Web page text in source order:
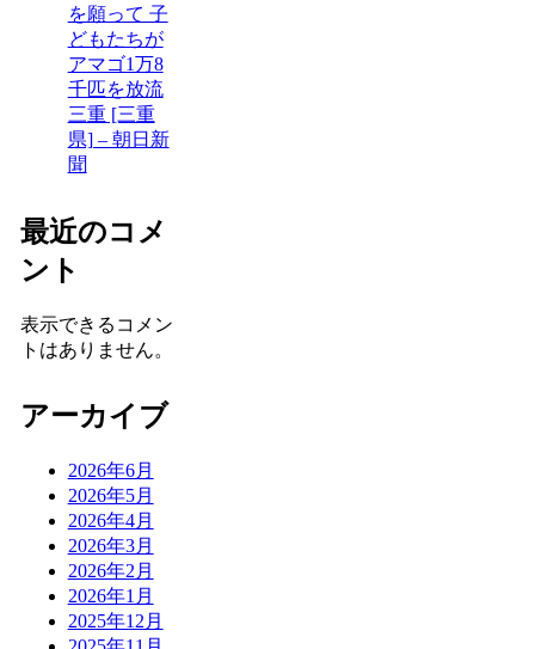
を願って 子
どもたちが
アマゴ1万8
千匹を放流
三重 [三重
県] – 朝日新
聞
最近のコメ
ント
表示できるコメン
トはありません。
アーカイブ
2026年6月
2026年5月
2026年4月
2026年3月
2026年2月
2026年1月
2025年12月